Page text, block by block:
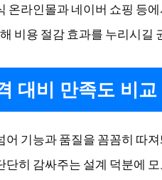
온라인몰과 네이버 쇼핑 등
비용 절감 효과를 누리시길
대비 만족도 비교
기능과 품질을 꼼꼼히 따
단히 감싸주는 설계 덕분에